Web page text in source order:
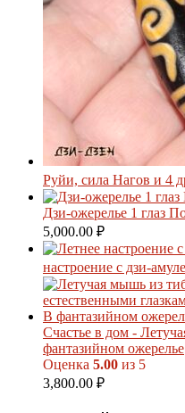
Руйи, сила Нагов и 4
Дзи-ожерелье 1 глаз
5,000.00 ₽
настроение с дзи-
Счастье в дом -
фантазийном ожерелье
Оценка 5.00 из 5
3,800.00 ₽